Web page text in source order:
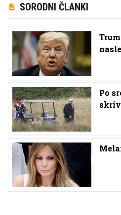
SORODNI ČLANKI
Po